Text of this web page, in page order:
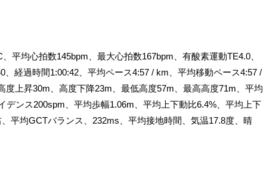
平均心拍数145bpm、最大心拍数167bpm、有酸素運動TE4.0、
、経過時間1:00:42、平均ペース4:57 / km、平均移動ペース4:57 /
度上昇30m、高度下降23m、最低高度57m、最高高度71m、平均
デンス200spm、平均歩幅1.06m、平均上下動比6.4%、平均上下
平均GCTバランス、232ms、平均接地時間、気温17.8度、晴